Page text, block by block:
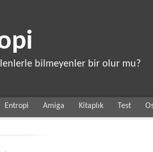
bilmeyenler bir olur mu?
Entropi Amiga Kitaplık Test